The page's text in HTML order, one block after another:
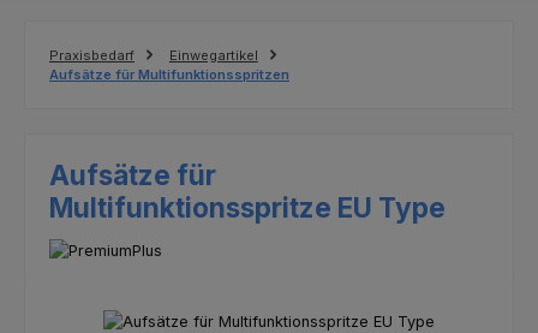
Praxisbedarf
Einwegartikel
Aufsätze für Multifunktionsspritzen
Aufsätze für
Multifunktionsspritze EU Type
Bildergalerie überspringen